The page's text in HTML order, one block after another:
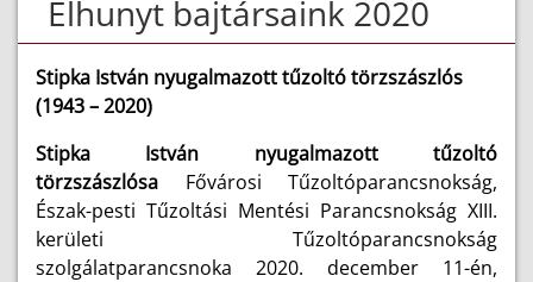
Elhunyt bajtársaink 2020
Stipka István nyugalmazott tűzoltó törzszászlós
(1943 – 2020)
Stipka István nyugalmazott tűzoltó
törzszászlósa Fővárosi Tűzoltóparancsnokság,
Észak-pesti Tűzoltási Mentési Parancsnokság XIII.
kerületi Tűzoltóparancsnokság
szolgálatparancsnoka 2020. december 11-én,